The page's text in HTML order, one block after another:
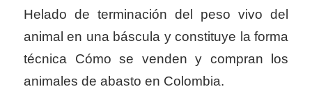
Helado de terminación del peso vivo del
animal en una báscula y constituye la forma
técnica Cómo se venden y compran los
animales de abasto en Colombia.